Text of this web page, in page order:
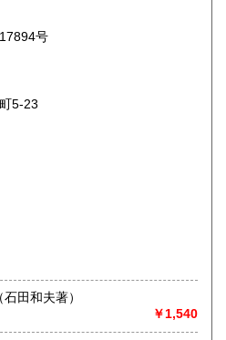
三重県
徳島県
号
町5-23
の輸入書籍と国内書籍の専門店
売が中心のため大半の本は倉庫
もございます。
シリーズ陽明学19李穆堂 （石田和夫著）
￥1,540